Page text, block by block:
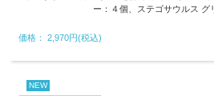
ー：４個、ステゴサウルス グ
価格： 2,970円(税込)
NEW